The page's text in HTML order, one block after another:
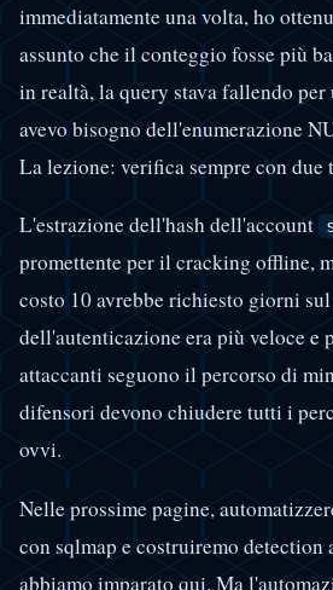
immediatamente una volta, ho
assunto che il conteggio fosse più
in realtà, la query stava fallendo per
avevo bisogno dell'enumerazione
La lezione: verifica sempre con
L'estrazione dell'hash dell'account
promettente per il cracking offline,
costo 10 avrebbe richiesto giorni
dell'autenticazione era più veloce e
attaccanti seguono il percorso di
difensori devono chiudere tutti i
ovvi.
Nelle prossime pagine,
con sqlmap e costruiremo detection
abbiamo imparato qui. Ma